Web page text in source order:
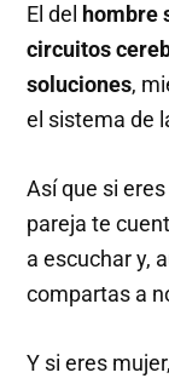
El del hombre
circuitos
soluciones,
el sistema de
Así que si
pareja te
a escuchar y,
compartas a
Y si eres